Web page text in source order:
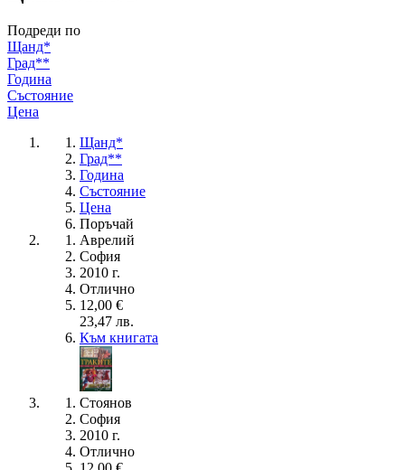
Подреди по
Щанд*
Град**
Година
Състояние
Цена
Щанд*
Град**
Година
Състояние
Цена
Поръчай
Аврелий
София
2010 г.
Отлично
12,00 €
23,47 лв.
Към книгата
Стоянов
София
2010 г.
Отлично